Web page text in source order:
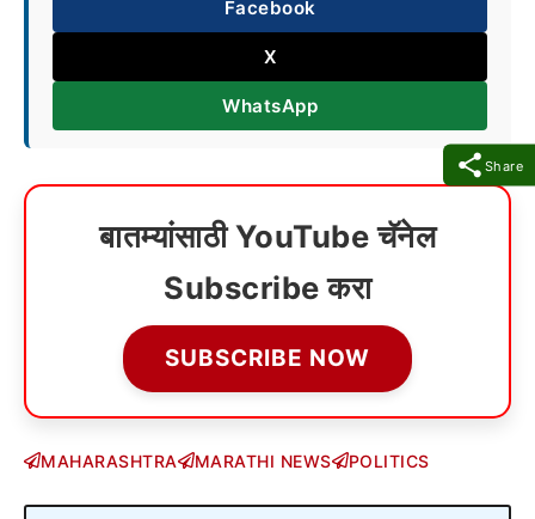
Share
Facebook
X
WhatsApp
बातम्यांसाठी YouTube चॅनेल
Subscribe करा
SUBSCRIBE NOW
MAHARASHTRA MARATHI NEWS POLITICS